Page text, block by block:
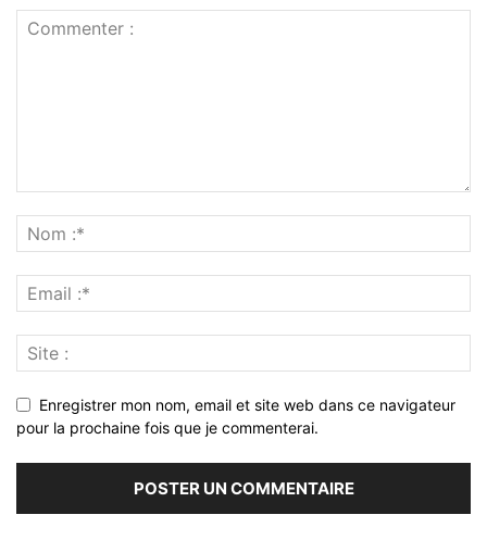
Enregistrer mon nom, email et site web dans ce navigateur
pour la prochaine fois que je commenterai.